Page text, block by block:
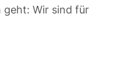
Wir sind für